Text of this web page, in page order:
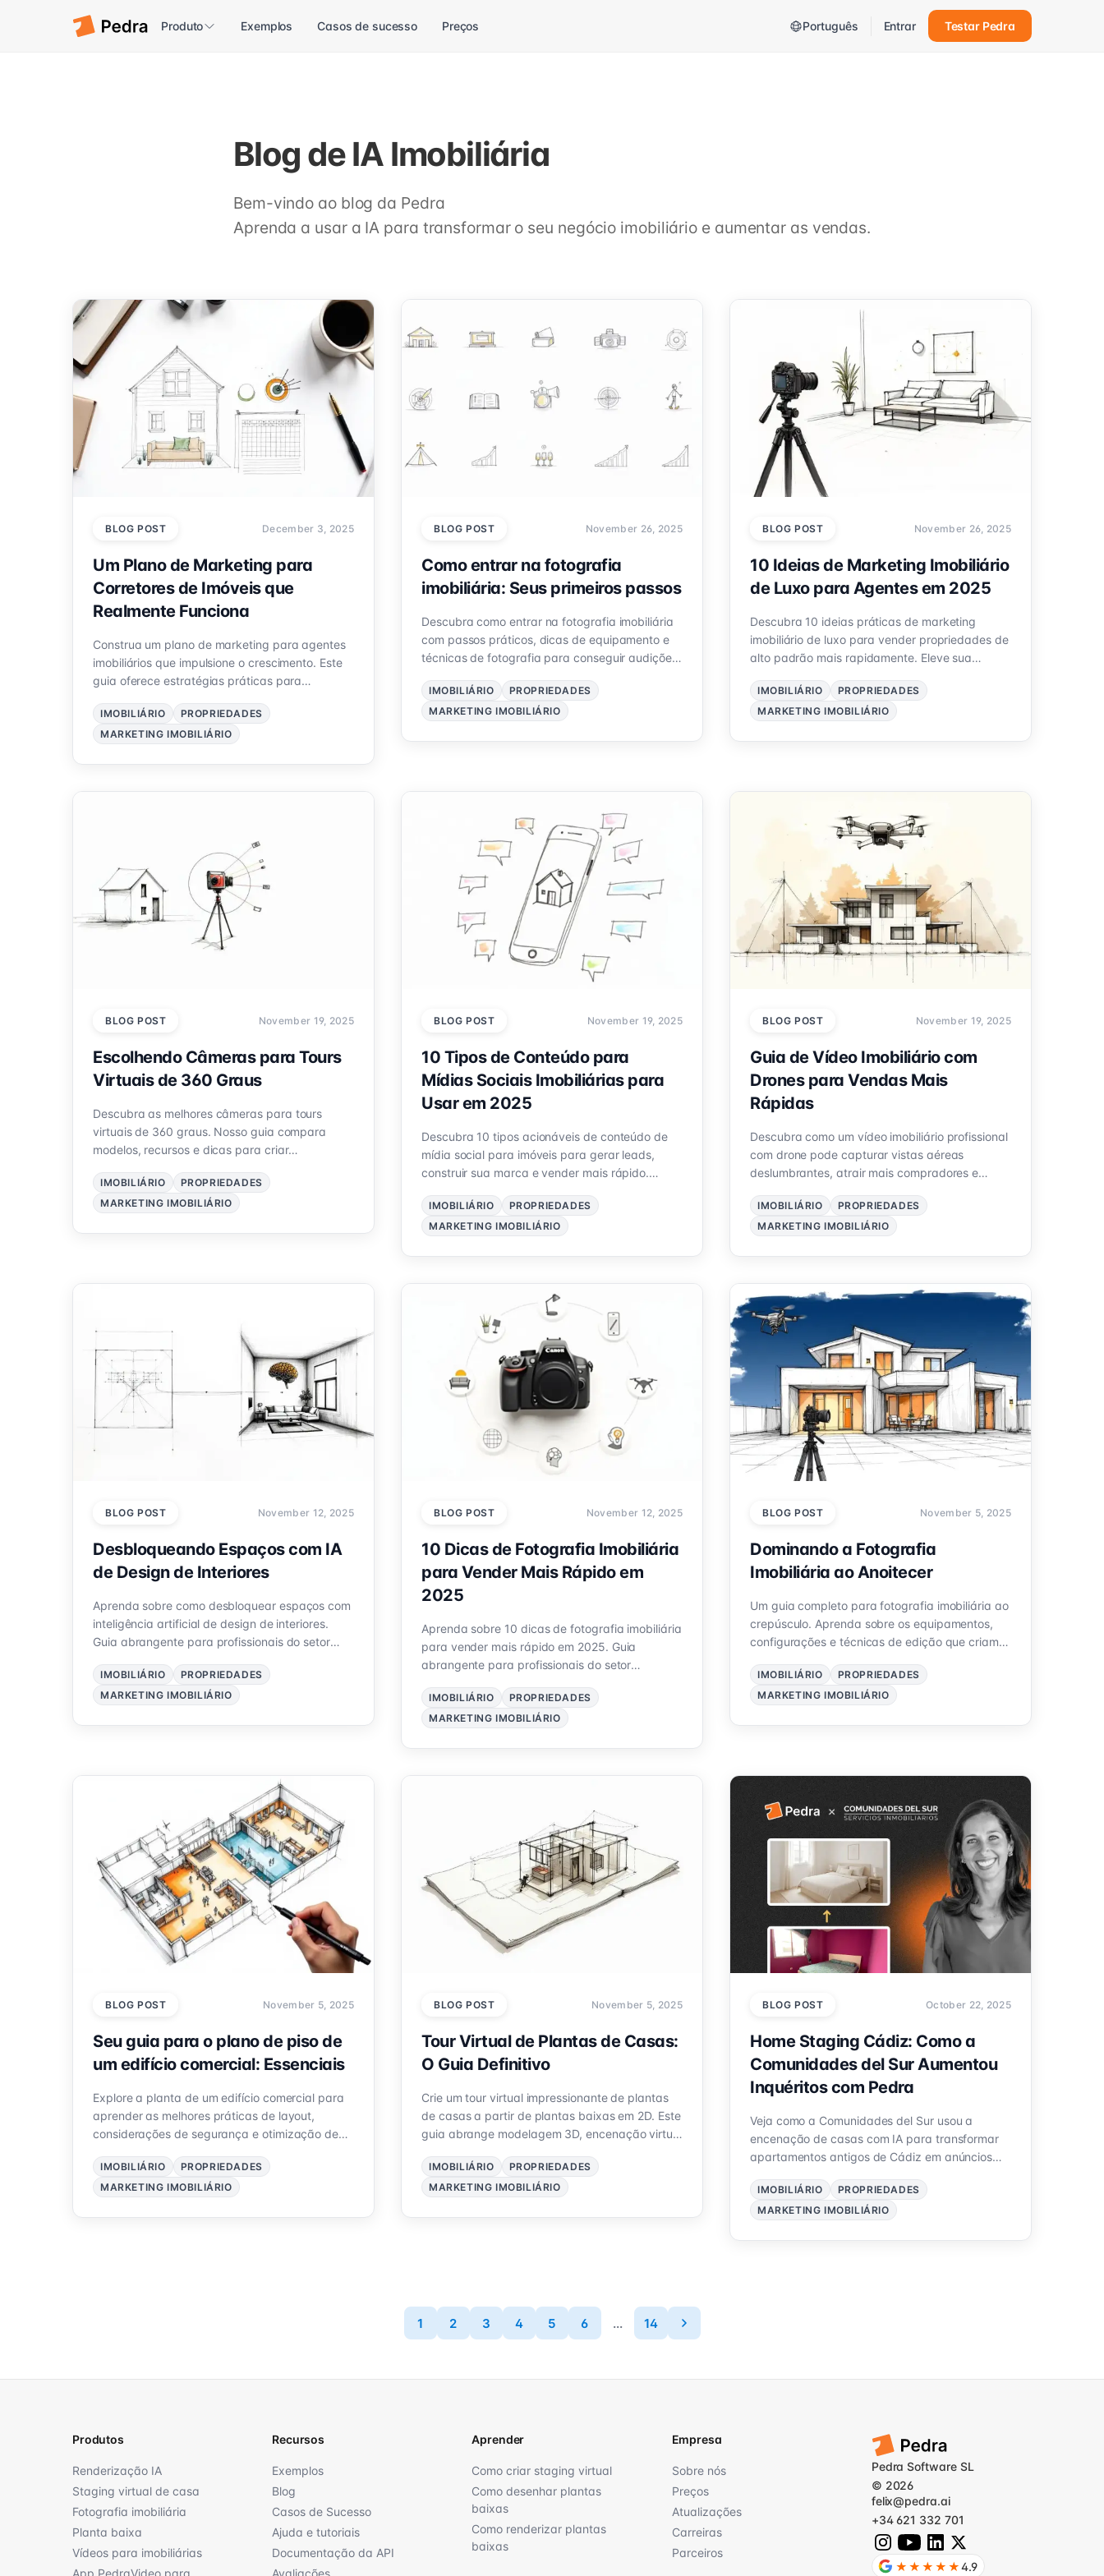
Produto Exemplos Casos de sucesso Preços Português Entrar Testar Pedra
Blog de IA Imobiliária
Bem-vindo ao blog da Pedra
Aprenda a usar a IA para transformar o seu negócio imobiliário e aumentar as vendas.
BLOG POST December 3, 2025
Um Plano de Marketing para
Corretores de Imóveis que
Realmente Funciona
Construa um plano de marketing para agentes
imobiliários que impulsione o crescimento. Este
guia oferece estratégias práticas para
IMOBILIÁRIO
PROPRIEDADES
MARKETING IMOBILIÁRIO
BLOG POST November 26, 2025
Como entrar na fotografia
imobiliária: Seus primeiros passos
Descubra como entrar na fotografia imobiliária
com passos práticos, dicas de equipamento e
técnicas de fotografia para conseguir audições
IMOBILIÁRIO
PROPRIEDADES
MARKETING IMOBILIÁRIO
BLOG POST November 26, 2025
10 Ideias de Marketing Imobiliário
de Luxo para Agentes em 2025
Descubra 10 ideias práticas de marketing
imobiliário de luxo para vender propriedades de
alto padrão mais rapidamente. Eleve sua
mais.
IMOBILIÁRIO
PROPRIEDADES
MARKETING IMOBILIÁRIO
BLOG POST November 19, 2025
Escolhendo Câmeras para Tours
Virtuais de 360 Graus
Descubra as melhores câmeras para tours
virtuais de 360 graus. Nosso guia compara
modelos, recursos e dicas para criar
IMOBILIÁRIO
PROPRIEDADES
MARKETING IMOBILIÁRIO
BLOG POST November 19, 2025
10 Tipos de Conteúdo para
Mídias Sociais Imobiliárias para
Usar em 2025
Descubra 10 tipos acionáveis de conteúdo de
mídia social para imóveis para gerar leads,
construir sua marca e vender mais rápido.
IMOBILIÁRIO
PROPRIEDADES
MARKETING IMOBILIÁRIO
BLOG POST November 19, 2025
Guia de Vídeo Imobiliário com
Drones para Vendas Mais
Rápidas
Descubra como um vídeo imobiliário profissional
com drone pode capturar vistas aéreas
deslumbrantes, atrair mais compradores e
rapidamente.
IMOBILIÁRIO
PROPRIEDADES
MARKETING IMOBILIÁRIO
BLOG POST November 12, 2025
Desbloqueando Espaços com IA
de Design de Interiores
Aprenda sobre como desbloquear espaços com
inteligência artificial de design de interiores.
Guia abrangente para profissionais do setor
IMOBILIÁRIO
PROPRIEDADES
MARKETING IMOBILIÁRIO
BLOG POST November 12, 2025
10 Dicas de Fotografia Imobiliária
para Vender Mais Rápido em
2025
Aprenda sobre 10 dicas de fotografia imobiliária
para vender mais rápido em 2025. Guia
abrangente para profissionais do setor
IMOBILIÁRIO
PROPRIEDADES
MARKETING IMOBILIÁRIO
BLOG POST November 5, 2025
Dominando a Fotografia
Imobiliária ao Anoitecer
Um guia completo para fotografia imobiliária ao
crepúsculo. Aprenda sobre os equipamentos,
configurações e técnicas de edição que criam
impacto.
IMOBILIÁRIO
PROPRIEDADES
MARKETING IMOBILIÁRIO
BLOG POST November 5, 2025
Seu guia para o plano de piso de
um edifício comercial: Essenciais
Explore a planta de um edifício comercial para
aprender as melhores práticas de layout,
considerações de segurança e otimização de
IMOBILIÁRIO
PROPRIEDADES
MARKETING IMOBILIÁRIO
BLOG POST November 5, 2025
Tour Virtual de Plantas de Casas:
O Guia Definitivo
Crie um tour virtual impressionante de plantas
de casas a partir de plantas baixas em 2D. Este
guia abrange modelagem 3D, encenação virtual
IMOBILIÁRIO
PROPRIEDADES
MARKETING IMOBILIÁRIO
BLOG POST October 22, 2025
Home Staging Cádiz: Como a
Comunidades del Sur Aumentou
Inquéritos com Pedra
Veja como a Comunidades del Sur usou a
encenação de casas com IA para transformar
apartamentos antigos de Cádiz em anúncios
zero logística — tudo com Pedra.
IMOBILIÁRIO
PROPRIEDADES
MARKETING IMOBILIÁRIO
1 2 3 4 5 6 ... 14
Produtos
Renderização IA
Staging virtual de casa
Fotografia imobiliária
Planta baixa
Vídeos para imobiliárias
App PedraVideo para
Recursos
Exemplos
Blog
Casos de Sucesso
Ajuda e tutoriais
Documentação da API
Avaliações
Aprender
Como criar staging virtual
Como desenhar plantas
baixas
Como renderizar plantas
baixas
Empresa
Sobre nós
Preços
Atualizações
Carreiras
Parceiros
Pedra Software SL
© 2026
felix@pedra.ai
+34 621 332 701
★★★★★4.9